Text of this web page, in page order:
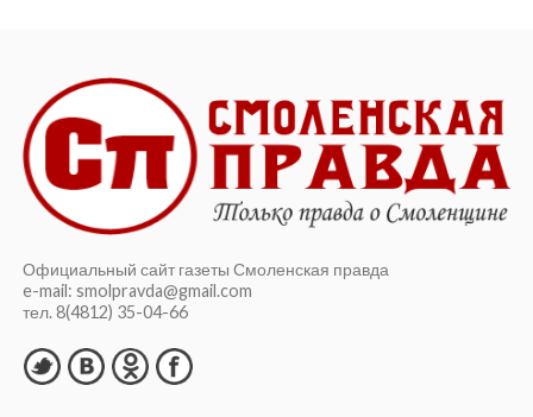
Официальный сайт газеты Смоленская правда
e-mail: smolpravda@gmail.com
тел. 8(4812) 35-04-66